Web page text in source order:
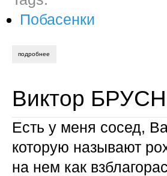
Побасенки
подробнее
Виктор
Есть у меня сосед,
которую называют
на нем как